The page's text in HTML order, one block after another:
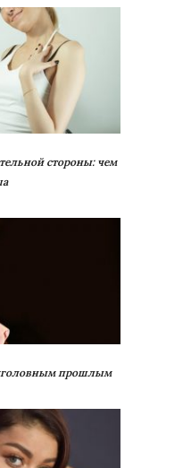
стороны: чем
прошлым